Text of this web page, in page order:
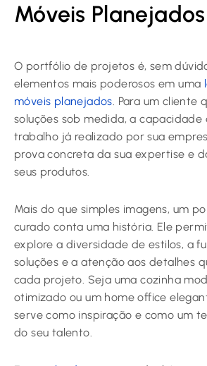
Móveis Planejados
O portfólio de projetos é, sem
elementos mais poderosos em uma
móveis planejados. Para um cliente
soluções sob medida, a capacidade
trabalho já realizado por sua
prova concreta da sua expertise e
seus produtos.
Mais do que simples imagens, um
curado conta uma história. Ele
explore a diversidade de estilos, a
soluções e a atenção aos detalhes
cada projeto. Seja uma cozinha
otimizado ou um home office
serve como inspiração e como um
do seu talento.